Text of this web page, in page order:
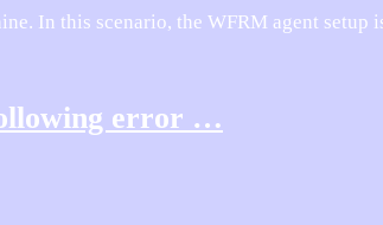
In this scenario, the WFRM agent setup
error …